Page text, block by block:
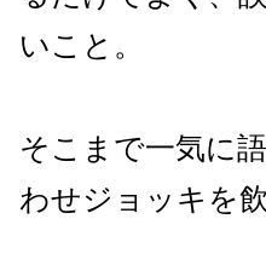
いこと。
そこまで一気に
わせジョッキを